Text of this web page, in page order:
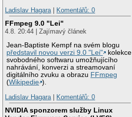
Ladislav Hagara| Komentářů: 0
FFmpeg 9.0 "Lei"
4.8. 20:44 | Zajímavý článek
Jean-Baptiste Kempf na svém blogu
představil novou verzi 9.0 "Lei"
kolekce
svobodného softwaru umožňujícího
nahrávání, konverzi a streamovaní
digitálního zvuku a obrazu FFmpeg
(Wikipedie ).
Ladislav Hagara| Komentářů: 0
NVIDIA sponzorem služby Linux